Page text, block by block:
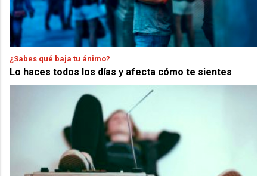
¿Sabes qué baja tu ánimo?
Lo haces todos los días y afecta cómo te sientes